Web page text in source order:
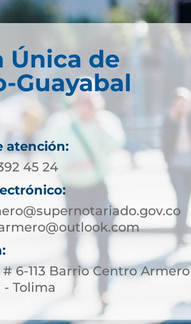
Única de
Guayabal
atención:
45 24
6-113 Barrio Centro Armero
- Tolima